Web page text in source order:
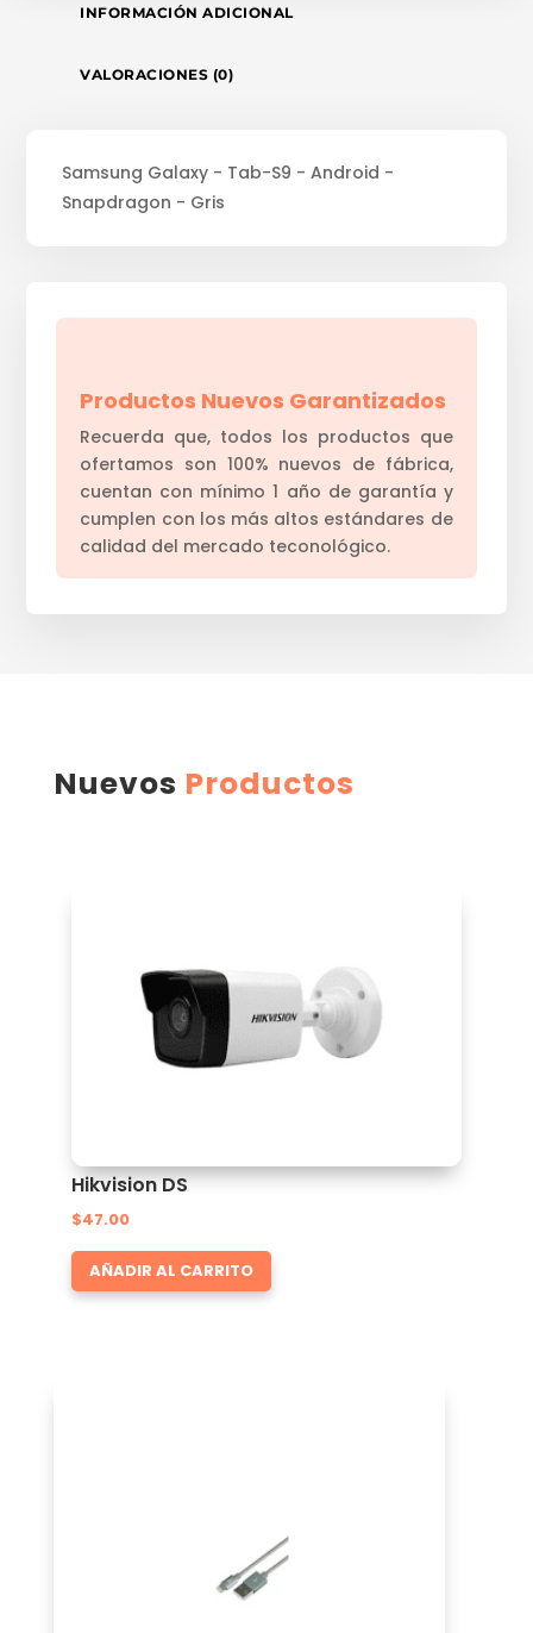
INFORMACIÓN ADICIONAL
VALORACIONES (0)
Samsung Galaxy - Tab-S9 - Android -
Snapdragon - Gris
Productos Nuevos Garantizados
Recuerda que, todos los productos que
ofertamos son 100% nuevos de fábrica,
cuentan con mínimo 1 año de garantía y
cumplen con los más altos estándares de
calidad del mercado teconológico.
Nuevos Productos
Hikvision DS
$47.00
AÑADIR AL CARRITO